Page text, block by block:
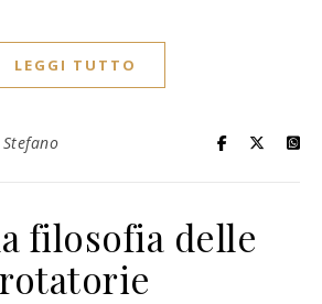
LEGGI TUTTO
filosofia delle
rotatorie